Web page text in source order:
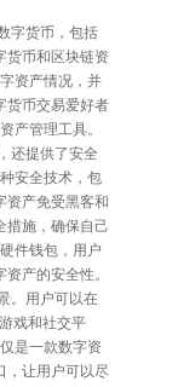
字货币，包括
货币和区块链资
资产情况，并
货币交易爱好者
产管理工具。
还提供了安全
安全技术，包
资产免受黑客和
措施，确保自己
件钱包，用户
产的安全性。
。用户可以在
戏和社交平
是一款数字资
，让用户可以尽